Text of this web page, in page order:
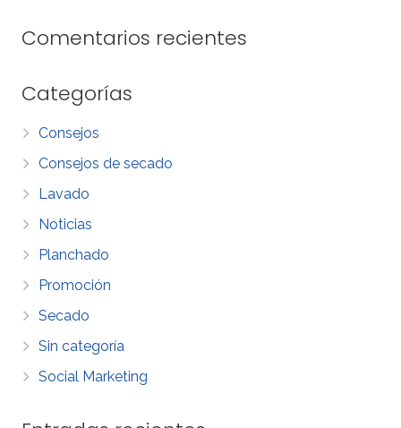
Comentarios recientes
Categorías
Consejos
Consejos de secado
Lavado
Noticias
Planchado
Promoción
Secado
Sin categoría
Social Marketing